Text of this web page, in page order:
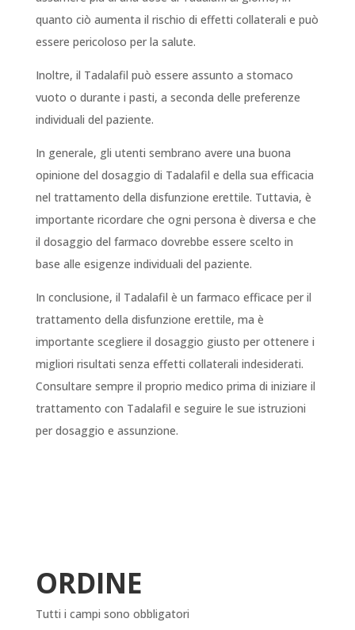
quanto ciò aumenta il rischio di effetti collaterali e può
essere pericoloso per la salute.
Inoltre, il Tadalafil può essere assunto a stomaco
vuoto o durante i pasti, a seconda delle preferenze
individuali del paziente.
In generale, gli utenti sembrano avere una buona
opinione del dosaggio di Tadalafil e della sua efficacia
nel trattamento della disfunzione erettile. Tuttavia, è
importante ricordare che ogni persona è diversa e che
il dosaggio del farmaco dovrebbe essere scelto in
base alle esigenze individuali del paziente.
In conclusione, il Tadalafil è un farmaco efficace per il
trattamento della disfunzione erettile, ma è
importante scegliere il dosaggio giusto per ottenere i
migliori risultati senza effetti collaterali indesiderati.
Consultare sempre il proprio medico prima di iniziare il
trattamento con Tadalafil e seguire le sue istruzioni
per dosaggio e assunzione.
ORDINE
Tutti i campi sono obbligatori